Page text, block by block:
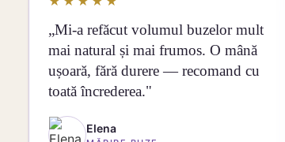
„Mi-a refăcut volumul buzelor mult
mai natural și mai frumos. O mână
ușoară, fără durere — recomand cu
toată încrederea."
Elena